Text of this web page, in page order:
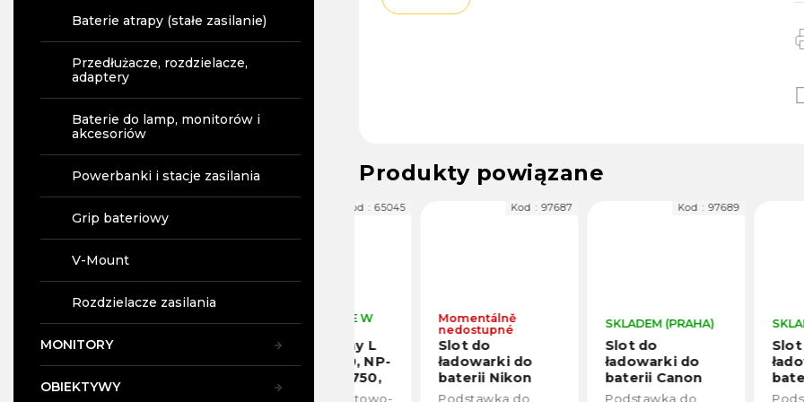
Baterie atrapy (stałe zasilanie)
Przedłużacze, rozdzielacze,
adaptery
Baterie do lamp, monitorów i
akcesoriów
Powerbanki i stacje zasilania
Grip bateriowy
V-Mount
Rozdzielacze zasilania
MONITORY
OBIEKTYWY
Produkty powiązane
Bateria Sony L
do NP-F330, NP-
NP-F770, NP-
Bateria Sony L
do NP-F330, NP-
NP-F770, NP-
ładowarki do
baterii Nikon
EN-EL9
Momentálně
nedostupné
Podstawka do
ładowarki do
baterii Canon
LP-E6, LP-E6N i
SKLADEM (PRAHA)
Podstawka do
ładowarki
baterii
SKLADEM
Podstawka do